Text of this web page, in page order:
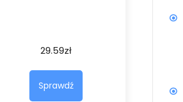
29.59zł
Sprawdź